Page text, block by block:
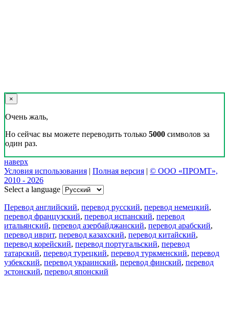
×
Очень жаль,
Но сейчас вы можете переводить только 5000 символов за
один раз.
наверх
Условия использования | Полная версия | © ООО «ПРОМТ»,
2010 - 2026
Select a language
Перевод английский, перевод русский, перевод немецкий,
перевод французский, перевод испанский, перевод
итальянский, перевод азербайджанский, перевод арабский,
перевод иврит, перевод казахский, перевод китайский,
перевод корейский, перевод португальский, перевод
татарский, перевод турецкий, перевод туркменский, перевод
узбекский, перевод украинский, перевод финский, перевод
эстонский, перевод японский